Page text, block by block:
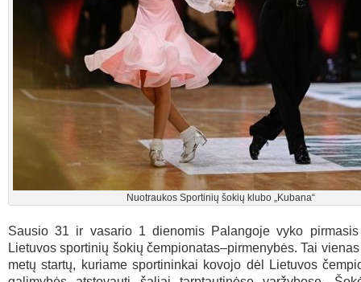
Nuotraukos Sportinių šokių klubo „Kubana“
Sausio 31 ir vasario 1 dienomis Palangoje vyko
Lietuvos sportinių šokių čempionatas–pirmenybės. Tai
metų startų, kuriame sportininkai kovojo dėl Lietuvos